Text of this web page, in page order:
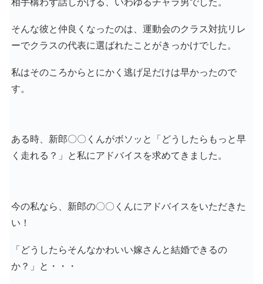
そんな彼と仲良くなったのは、運動会のクラス対抗リレ
ーでクラスの代表に選ばれたことがきっかけでした。
私はそのころからとにかく逃げ足だけは早かったので
す。
ある時、新郎〇〇くんがボソッと「どうしたらもっと早
く走れる？」と私にアドバイスを求めてきました。
今の私なら、新郎の〇〇くんにアドバイスをいただきた
い！
「どうしたらそんなかわいい嫁さんと結婚できるの
か？」と・・・